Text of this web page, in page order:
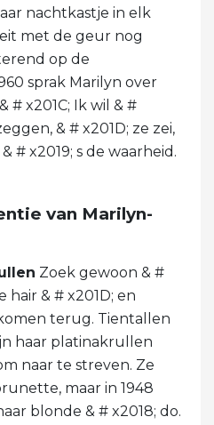
nachtkastje in elk
met de geur nog
op de
sprak Marilyn over
# x201C; Ik wil & #
& # x201D; ze zei,
# x2019; s de waarheid.
van Marilyn-
Zoek gewoon & #
hair & # x201D; en
terug. Tientallen
haar platinakrullen
naar te streven. Ze
maar in 1948
blonde & # x2018; do.